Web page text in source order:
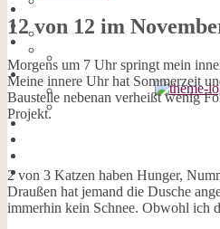
Impressum
Datenschutzerklärung
Galerie
Opal-Abos
Strickblogs
Hörbücher
Home
Blog
about me
100 Dinge
Impressum
Datenschutzerklärung
Cookies
Galerie
Hörbücher
12 von 12 im
Morgens um 7 Uhr springt mein
Meine innere Uhr hat Sommerzeit
Baustelle nebenan verheißt wenig
Projekt.
2 von 3 Katzen haben Hunger,
Draußen hat jemand die Dusche
immerhin kein Schnee. Obwohl ich